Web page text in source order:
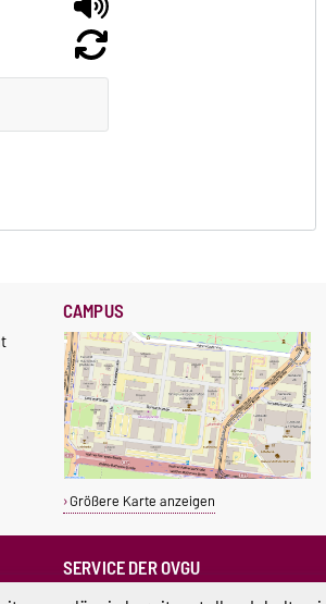
CAMPUS
Größere Karte anzeigen
SERVICE DER OVGU
Infopoint & Fundbüro